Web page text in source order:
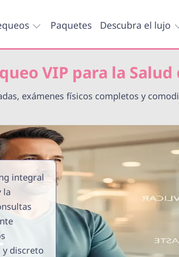
Paquetes Descubra el lujo
VIP para la
exámenes físicos completos y
integral
la
discreto